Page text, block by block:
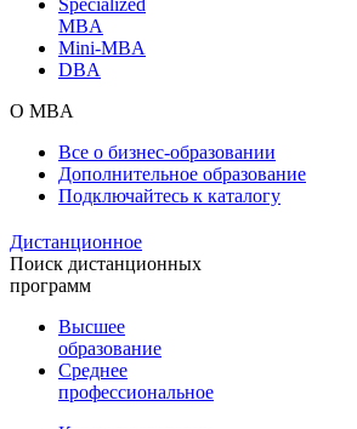
MBA
Mini-MBA
DBA
О MBA
Все о бизнес-образовании
Дополнительное образование
Подключайтесь к каталогу
Дистанционное
Поиск дистанционных
программ
Высшее
образование
Среднее
профессиональное